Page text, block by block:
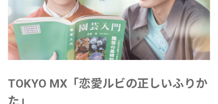
TOKYO MX「恋愛ルビの正しいふりか
た」